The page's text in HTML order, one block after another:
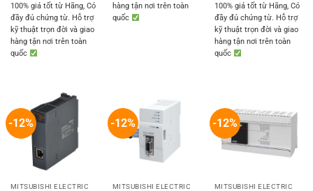
100% giá tốt từ Hãng, Có
đầy đủ chứng từ. Hỗ trợ
kỹ thuật trọn đời và giao
hàng tận nơi trên toàn
quốc
hàng tận nơi trên toàn
quốc
100% giá tốt từ Hãng, Có
đầy đủ chứng từ. Hỗ trợ
kỹ thuật trọn đời và giao
hàng tận nơi trên toàn
quốc
-12%
MITSUBISHI ELECTRIC
-12%
MITSUBISHI ELECTRIC
-12%
MITSUBISHI ELECTRIC